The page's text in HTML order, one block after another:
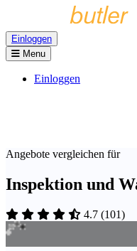
Einloggen
Menu
Einloggen
Angebote vergleichen für
Inspektion und
4.7 (101)